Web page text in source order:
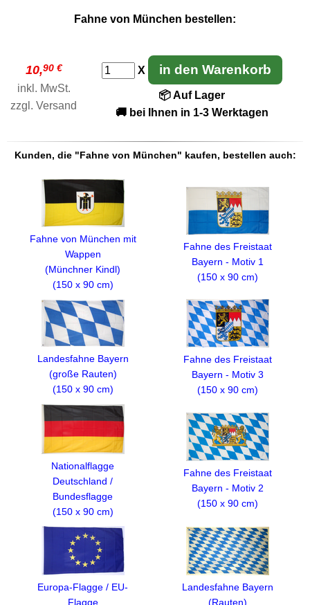
Fahne von München bestellen:
10,90 €
inkl. MwSt.
zzgl. Versand
X in den Warenkorb
📦 Auf Lager
🚚 bei Ihnen in 1-3 Werktagen
Kunden, die "Fahne von München" kaufen, bestellen auch:
Fahne von München mit
Wappen
(Münchner Kindl)
(150 x 90 cm)
Fahne des Freistaat
Bayern - Motiv 1
(150 x 90 cm)
Landesfahne Bayern
(große Rauten)
(150 x 90 cm)
Fahne des Freistaat
Bayern - Motiv 3
(150 x 90 cm)
Nationalflagge
Deutschland /
Bundesflagge
(150 x 90 cm)
Fahne des Freistaat
Bayern - Motiv 2
(150 x 90 cm)
Europa-Flagge / EU-
Flagge
Landesfahne Bayern
(Rauten)